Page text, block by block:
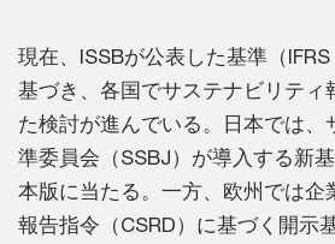
現在、ISSBが公表した基準（
基づき、各国でサステナビリティ
た検討が進んでいる。日本では、
準委員会（SSBJ）が導入する新
本版に当たる。一方、欧州では企
報告指令（CSRD）に基づく開示